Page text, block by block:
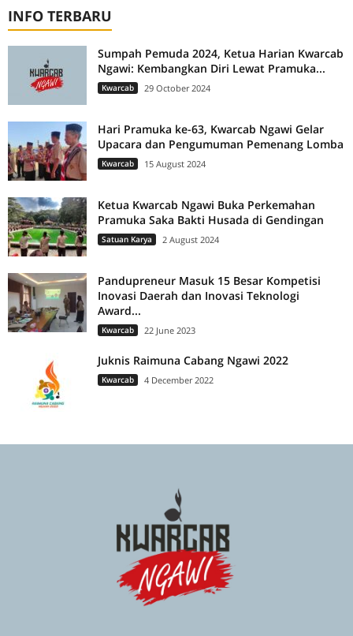
INFO TERBARU
Sumpah Pemuda 2024, Ketua Harian Kwarcab
Ngawi: Kembangkan Diri Lewat Pramuka...
Kwarcab 29 October 2024
Hari Pramuka ke-63, Kwarcab Ngawi Gelar
Upacara dan Pengumuman Pemenang Lomba
Kwarcab 15 August 2024
Ketua Kwarcab Ngawi Buka Perkemahan
Pramuka Saka Bakti Husada di Gendingan
Satuan Karya 2 August 2024
Pandupreneur Masuk 15 Besar Kompetisi
Inovasi Daerah dan Inovasi Teknologi
Award...
Kwarcab 22 June 2023
Juknis Raimuna Cabang Ngawi 2022
Kwarcab 4 December 2022